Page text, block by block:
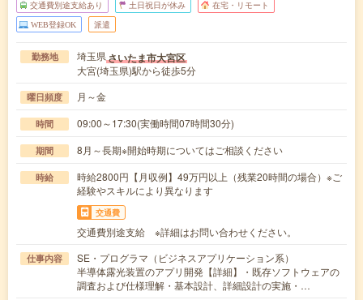
交通費別途支給あり 土日祝日が休み 在宅・リモート
WEB登録OK 派遣
勤務地 埼玉県さいたま市大宮区
大宮(埼玉県)駅から徒歩5分
曜日頻度 月～金
時間 09:00～17:30(実働時間07時間30分)
期間 8月～長期※開始時期についてはご相談ください
時給
時給2800円【月収例】49万円以上（残業20時間の場合）※ご
経験やスキルにより異なります
交通費
交通費別途支給 ※詳細はお問い合わせください。
仕事内容
SE・プログラマ（ビジネスアプリケーション系）
半導体露光装置のアプリ開発【詳細】・既存ソフトウェアの
調査および仕様理解・基本設計、詳細設計の実施・…